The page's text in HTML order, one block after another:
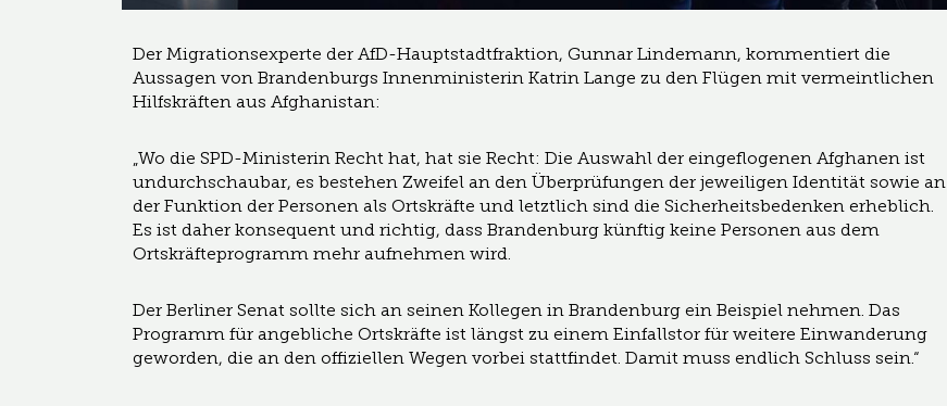
Der Migrationsexperte der AfD-Hauptstadtfraktion, Gunnar Lindemann, kommentiert die
Aussagen von Brandenburgs Innenministerin Katrin Lange zu den Flügen mit vermeintlichen
Hilfskräften aus Afghanistan:
„Wo die SPD-Ministerin Recht hat, hat sie Recht: Die Auswahl der eingeflogenen Afghanen ist
undurchschaubar, es bestehen Zweifel an den Überprüfungen der jeweiligen Identität sowie an
der Funktion der Personen als Ortskräfte und letztlich sind die Sicherheitsbedenken erheblich.
Es ist daher konsequent und richtig, dass Brandenburg künftig keine Personen aus dem
Ortskräfteprogramm mehr aufnehmen wird.
Der Berliner Senat sollte sich an seinen Kollegen in Brandenburg ein Beispiel nehmen. Das
Programm für angebliche Ortskräfte ist längst zu einem Einfallstor für weitere Einwanderung
geworden, die an den offiziellen Wegen vorbei stattfindet. Damit muss endlich Schluss sein.“